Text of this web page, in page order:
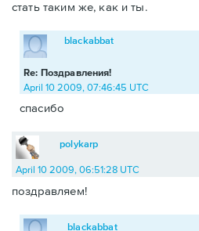
стать таким же, как и ты.
Re: Поздравления!
blackabbat
April 10 2009, 07:46:45 UTC
спасибо
polykarp
April 10 2009, 06:51:28 UTC
поздравляем!
blackabbat